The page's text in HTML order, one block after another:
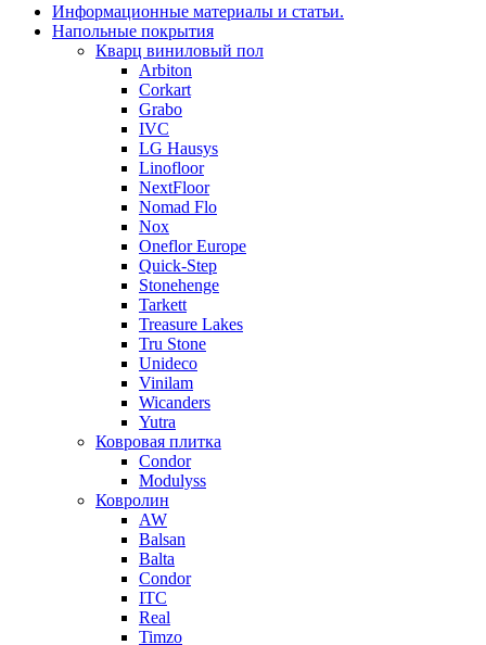
Информационные материалы и статьи.
Напольные покрытия
Кварц виниловый пол
Arbiton
Corkart
Grabo
IVC
LG Hausys
Linofloor
NextFloor
Nomad Flo
Nox
Oneflor Europe
Quick-Step
Stonehenge
Tarkett
Treasure Lakes
Tru Stone
Unideco
Vinilam
Wicanders
Yutra
Ковровая плитка
Condor
Modulyss
Ковролин
AW
Balsan
Balta
Condor
ITC
Real
Timzo